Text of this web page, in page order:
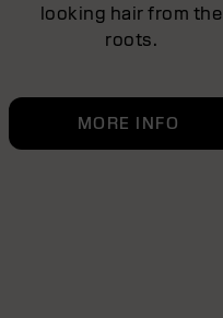
looking hair from the
roots.
MORE INFO